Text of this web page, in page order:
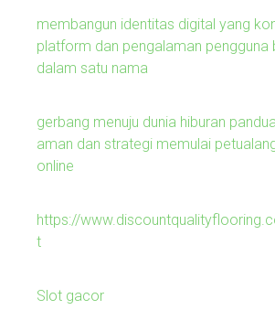
membangun identitas digital yang
platform dan pengalaman pengguna
dalam satu nama
gerbang menuju dunia hiburan
aman dan strategi memulai
online
https://
t
Slot gacor